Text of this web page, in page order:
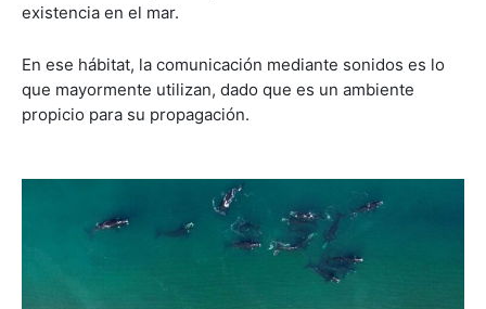
existencia en el mar.
En ese hábitat, la comunicación mediante sonidos es lo
que mayormente utilizan, dado que es un ambiente
propicio para su propagación.